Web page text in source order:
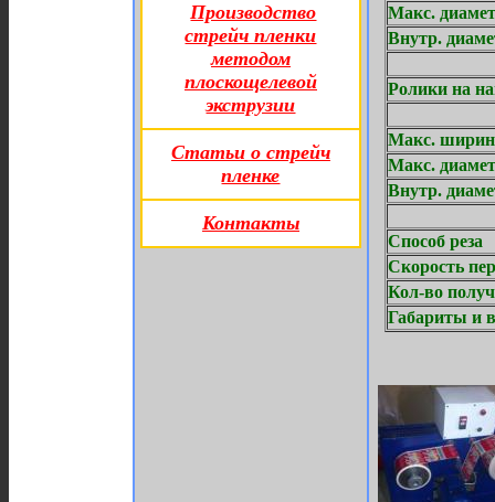
Производство
стрейч пленки
методом
плоскощелевой
экструзии
Статьи о стрейч
пленке
Контакты
Макс.
Внутр.
Ролики на
Макс.
Внутр.
Способ реза
Скорость
Кол-во
Габариты и